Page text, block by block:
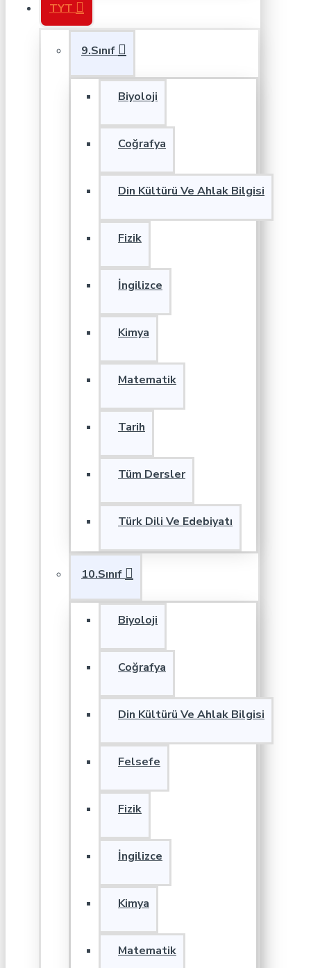
TYT
9.Sınıf
Biyoloji
Coğrafya
Din Kültürü Ve Ahlak Bilgisi
Fizik
İngilizce
Kimya
Matematik
Tarih
Tüm Dersler
Türk Dili Ve Edebiyatı
10.Sınıf
Biyoloji
Coğrafya
Din Kültürü Ve Ahlak Bilgisi
Felsefe
Fizik
İngilizce
Kimya
Matematik